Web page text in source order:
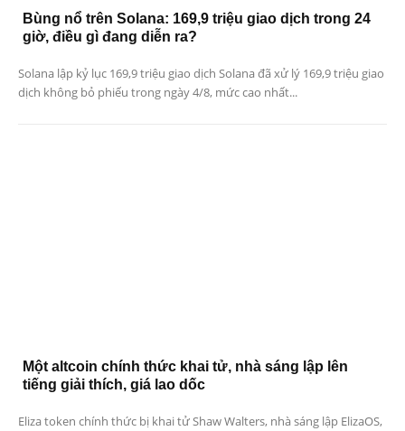
Bùng nổ trên Solana: 169,9 triệu giao dịch trong 24
giờ, điều gì đang diễn ra?
Solana lập kỷ lục 169,9 triệu giao dịch Solana đã xử lý 169,9 triệu giao
dịch không bỏ phiếu trong ngày 4/8, mức cao nhất...
Một altcoin chính thức khai tử, nhà sáng lập lên
tiếng giải thích, giá lao dốc
Eliza token chính thức bị khai tử Shaw Walters, nhà sáng lập ElizaOS,